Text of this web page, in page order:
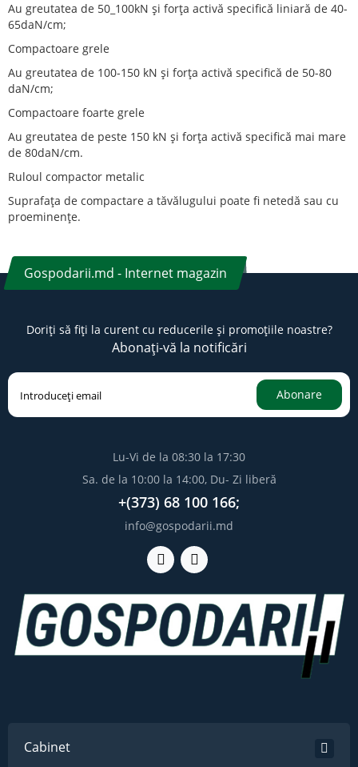
Au greutatea de 50_100kN și forța activă specifică liniară de 40-
65daN/cm;
Compactoare grele
Au greutatea de 100-150 kN și forța activă specifică de 50-80
daN/cm;
Compactoare foarte grele
Au greutatea de peste 150 kN și forța activă specifică mai mare
de 80daN/cm.
Ruloul compactor metalic
Suprafața de compactare a tăvălugului poate fi netedă sau cu
proeminențe.
Gospodarii.md - Internet magazin
Doriți să fiți la curent cu reducerile și promoțiile noastre?
Abonați-vă la notificări
Abonare
Lu-Vi de la 08:30 la 17:30
Sa. de la 10:00 la 14:00, Du- Zi liberă
+(373) 68 100 166;
info@gospodarii.md
Cabinet